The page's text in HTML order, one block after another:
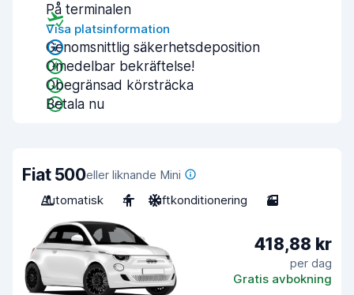
På terminalen
Visa platsinformation
Genomsnittlig säkerhetsdeposition
Omedelbar bekräftelse!
Obegränsad körsträcka
Betala nu
Fiat 500eller liknande Mini
Automatisk
4 Luftkonditionering 3
418,88 kr
per dag
Gratis avbokning